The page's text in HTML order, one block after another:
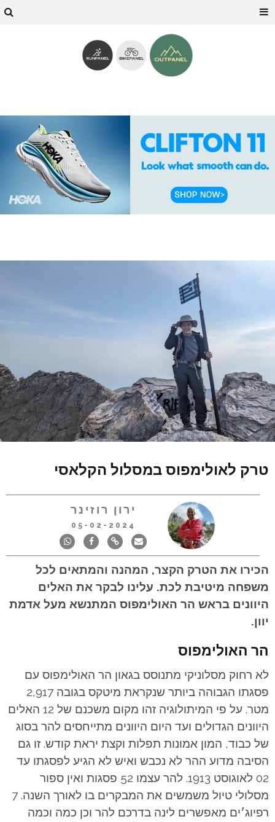
טרק לאולימפוס במסלול הקלאסי
ירון רוזינר
05-02-2024
הכירו את הטרק הקצר, המהנה והמתאים לכל
משפחה מיטיבת לכת. עלינו לבקר את האלים
היוונים בראש הר האולימפוס המתנשא מעל אדמת
יוון.
הר האולימפוס
לא רחוק מסלוניקי מתנוסס בגאון הר האולימפוס עם
פסגתו הגבוהה ביותר שנקראת מיטקס בגובה 2,917
מטר. על פי המיתולוגיה זהו מקום משכנם של 12 האלים
היוונים הגדולים ועד היום היוונים מתייחסים להר בסוג
של כבוד, המון אמונות תפלות וקצת יראת קודש. זו גם
הסיבה מדוע ההר לא נכבש ואיש לא הגיע לפסגתו עד
02 לאוגוסט 1913. להר עצמו 52 פסגות ואין ספור
מסלולי טיול משמשים את המבקרים בו לאורך השנה. 7
רפיוג׳ים מאפשרים לינה בדרכם להר וכן כמה וכמה